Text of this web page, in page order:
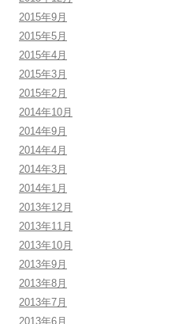
2015年9月
2015年5月
2015年4月
2015年3月
2015年2月
2014年10月
2014年9月
2014年4月
2014年3月
2014年1月
2013年12月
2013年11月
2013年10月
2013年9月
2013年8月
2013年7月
2013年6月